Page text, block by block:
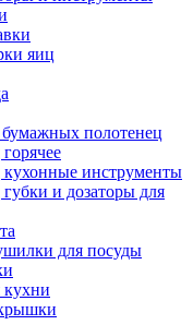
яиц
полотенец
инструменты
и дозаторы для
для посуды
кухни